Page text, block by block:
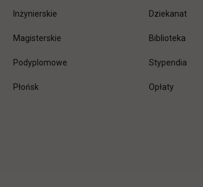
Inżynierskie
Magisterskie
Podyplomowe
Płońsk
Dziekanat
Biblioteka
Stypendia
Opłaty